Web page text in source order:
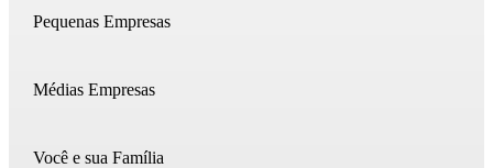
Pequenas Empresas
Médias Empresas
Você e sua Família